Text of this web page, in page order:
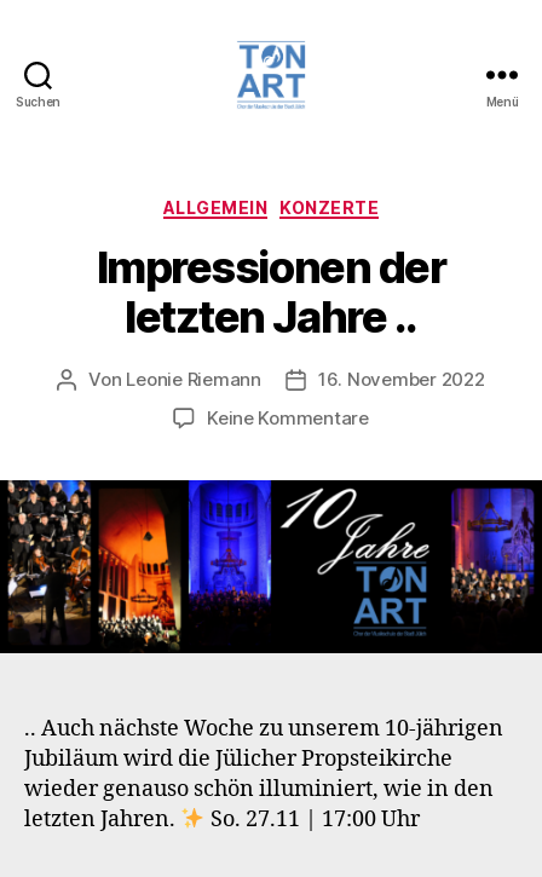
Suchen
Musikschule
Stadt
Jülich
Menü
Kategorien
ALLGEMEIN KONZERTE
Impressionen der
letzten Jahre ..
Beitragsautor
Von Leonie Riemann Veröffentlichungsdatum
16. November 2022
Keine Kommentarezu
Jahre
..
.. Auch nächste Woche zu unserem 10-jährigen
Jubiläum wird die Jülicher Propsteikirche
wieder genauso schön illuminiert, wie in den
letzten Jahren.
So. 27.11 | 17:00 Uhr